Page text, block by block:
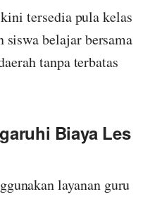
tersedia pula kelas
belajar bersama
tanpa terbatas
Biaya Les
layanan guru